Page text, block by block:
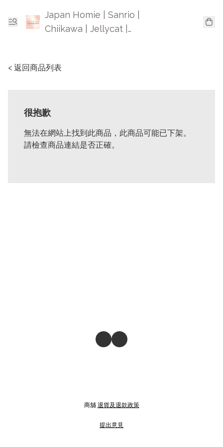
Japan Homie | Sanrio |
Chiikawa | Jellycat |
< 返回商品列表
很抱歉
無法在網站上找到此商品，此商品可能已下架。
請檢查商品連結是否正確。
商舖 退貨及退款政策
提出意見